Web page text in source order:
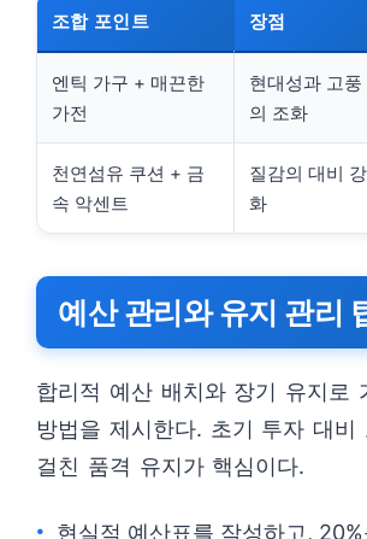
조합 포인트 장점
엔틱 가구 + 매끈한
가전
현대성과 고풍
의 조화
천연섬유 쿠션 + 금
속 악센트
질감의 대비 강
화
예산 관리와 유지 관리
합리적 예산 배치와 장기 유지로
방법을 제시한다. 초기 투자 대비
걸친 품격 유지가 핵심이다.
현실적 예산표를 작성하고,